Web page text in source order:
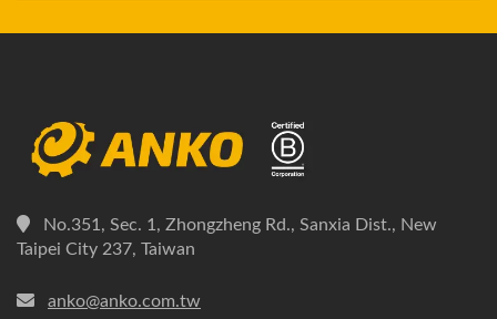
No.351, Sec. 1, Zhongzheng Rd., Sanxia Dist., New
Taipei City 237, Taiwan
anko@anko.com.tw